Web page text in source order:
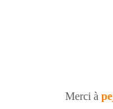
Merci à